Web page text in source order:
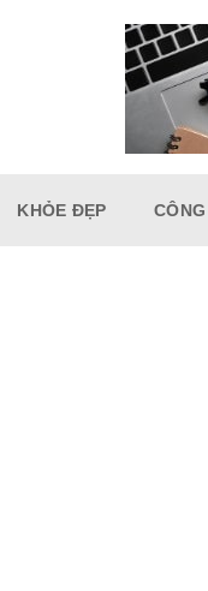
KHỎE ĐẸP